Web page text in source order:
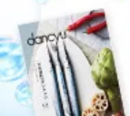
だ企業に
託・提供
供先企業に
委託・提
が、これ
委託
トカー
利用規約プライバシーポリ